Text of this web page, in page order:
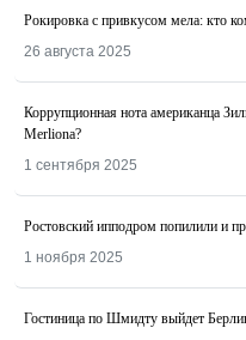
Рокировка с привкусом мела: кто
26 августа 2025
Коррупционная нота американца
Merliona?
1 сентября 2025
Ростовский ипподром попилили и
1 ноября 2025
Гостиница по Шмидту выйдет